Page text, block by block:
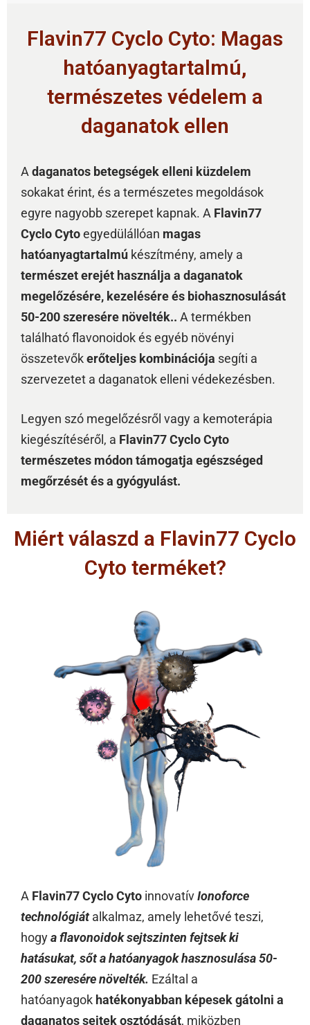
Flavin77 Cyclo Cyto: Magas
hatóanyagtartalmú,
természetes védelem a
daganatok ellen
A daganatos betegségek elleni küzdelem
sokakat érint, és a természetes megoldások
egyre nagyobb szerepet kapnak. A Flavin77
Cyclo Cytoegyedülállóan magas
hatóanyagtartalmú készítmény, amely a
természet erejét használja a daganatok
megelőzésére, kezelésére és biohasznosulását
50-200 szeresére növelték.. A termékben
található flavonoidok és egyéb növényi
összetevőkerőteljes kombinációja segíti a
szervezetet a daganatok elleni védekezésben.
Legyen szó megelőzésről vagy a kemoterápia
kiegészítéséről, a Flavin77 Cyclo Cyto
természetes módon támogatja egészséged
megőrzését és a gyógyulást.
Miért válaszd a Flavin77 Cyclo
Cyto terméket?
A Flavin77 Cyclo Cyto innovatívIonoforce
technológiátalkalmaz, amely lehetővé teszi,
hogya flavonoidok sejtszinten fejtsek ki
hatásukat, sőt a hatóanyagok hasznosulása 50-
200 szeresére növelték. Ezáltal a
hatóanyagok hatékonyabban képesek gátolni a
daganatos sejtek osztódását, miközben